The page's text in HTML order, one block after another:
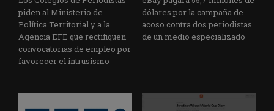
piden al Ministerio de
Política Territorial y a la
Agencia EFE que rectifiquen
convocatorias de empleo por
favorecer el intrusismo
dólares por la campaña de
acoso contra dos periodistas
de un medio especializado